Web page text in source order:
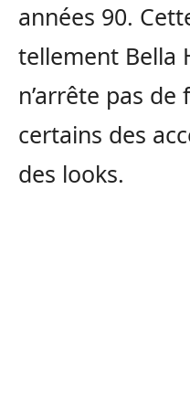
années 90.
tellement Bella
n’arrête pas
certains des
des looks.